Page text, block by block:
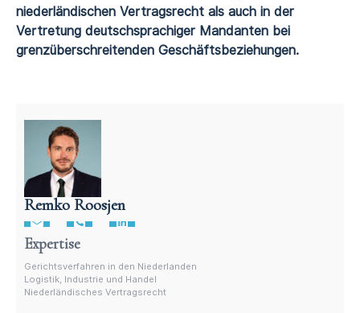
niederländischen Vertragsrecht als auch in der
Vertretung deutschsprachiger Mandanten bei
grenzüberschreitenden Geschäftsbeziehungen.
Remko Roosjen
Anwalt für niederländisches Vertragsrecht
Expertise
Gerichtsverfahren in den Niederlanden
Logistik, Industrie und Handel
Niederländisches Vertragsrecht